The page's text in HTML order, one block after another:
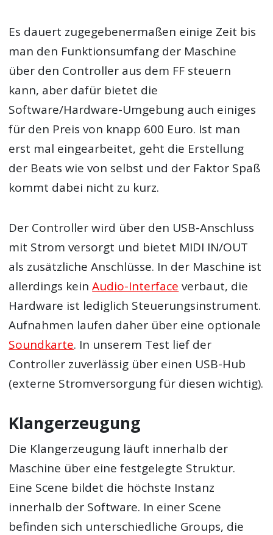
Es dauert zugegebenermaßen einige Zeit bis
man den Funktionsumfang der Maschine
über den Controller aus dem FF steuern
kann, aber dafür bietet die
Software/Hardware-Umgebung auch einiges
für den Preis von knapp 600 Euro. Ist man
erst mal eingearbeitet, geht die Erstellung
der Beats wie von selbst und der Faktor Spaß
kommt dabei nicht zu kurz.
Der Controller wird über den USB-Anschluss
mit Strom versorgt und bietet MIDI IN/OUT
als zusätzliche Anschlüsse. In der Maschine ist
allerdings keinAudio-Interface verbaut, die
Hardware ist lediglich Steuerungsinstrument.
Aufnahmen laufen daher über eine optionale
Soundkarte. In unserem Test lief der
Controller zuverlässig über einen USB-Hub
(externe Stromversorgung für diesen wichtig).
Klangerzeugung
Die Klangerzeugung läuft innerhalb der
Maschine über eine festgelegte Struktur.
Eine Scene bildet die höchste Instanz
innerhalb der Software. In einer Scene
befinden sich unterschiedliche Groups, die